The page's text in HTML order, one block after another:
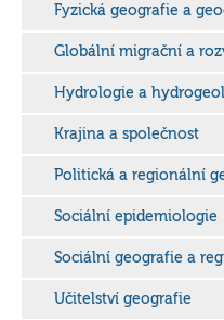
Fyzická geografie a
Globální migrační a
Hydrologie a
Krajina a společnost
Politická a regionální
Sociální epidemiologie
Sociální geografie a
Učitelství geografie